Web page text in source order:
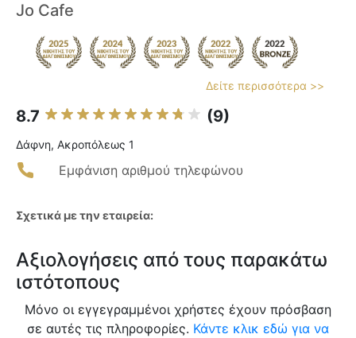
Jo Cafe
Δείτε περισσότερα >>
8.7 (9)
Δάφνη, Ακροπόλεως 1
Εμφάνιση αριθμού τηλεφώνου
Σχετικά με την εταιρεία:
Αξιολογήσεις από τους παρακάτω
ιστότοπους
Μόνο οι εγγεγραμμένοι χρήστες έχουν πρόσβαση
σε αυτές τις πληροφορίες. Κάντε κλικ εδώ για να